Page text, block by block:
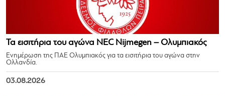
Τα εισιτήρια του αγώνα NEC Nijmegen – Ολυμπιακός
Ενημέρωση της ΠΑΕ Ολυμπιακός για τα εισιτήρια του αγώνα στην
Ολλανδία.
03.08.2026